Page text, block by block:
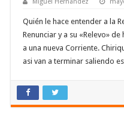
Quién le hace entender a la
Renunciar y a su «Relevo»
a una nueva Corriente.
asi van a terminar saliendo